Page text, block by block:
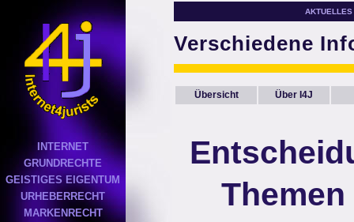
INTERNET
GRUNDRECHTE
GEISTIGES EIGENTUM
URHEBERRECHT
MARKENRECHT
AKTUELLES
Verschiedene
Übersicht Über I4J